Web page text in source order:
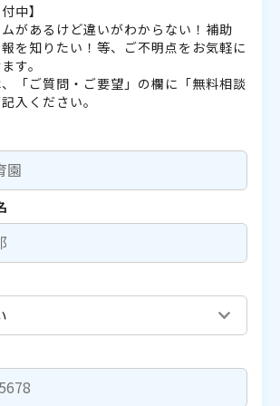
中】
があるけど違いがわからない！補助
を知りたい！等、ご不明点をお気軽に
す。
「ご質問・ご要望」の欄に「無料相談
入ください。